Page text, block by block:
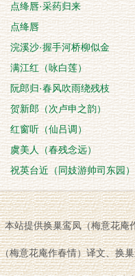
点绛唇·采药归来
点绛唇
浣溪沙·握手河桥柳似金
满江红（咏白莲）
阮郎归·春风吹雨绕残枝
贺新郎（次卢申之韵）
红窗听（仙吕调）
虞美人（春残念远）
祝英台近（同妓游帅司东园）
本站提供换巢鸾凤（梅意花庵
（梅意花庵作春情）译文、换